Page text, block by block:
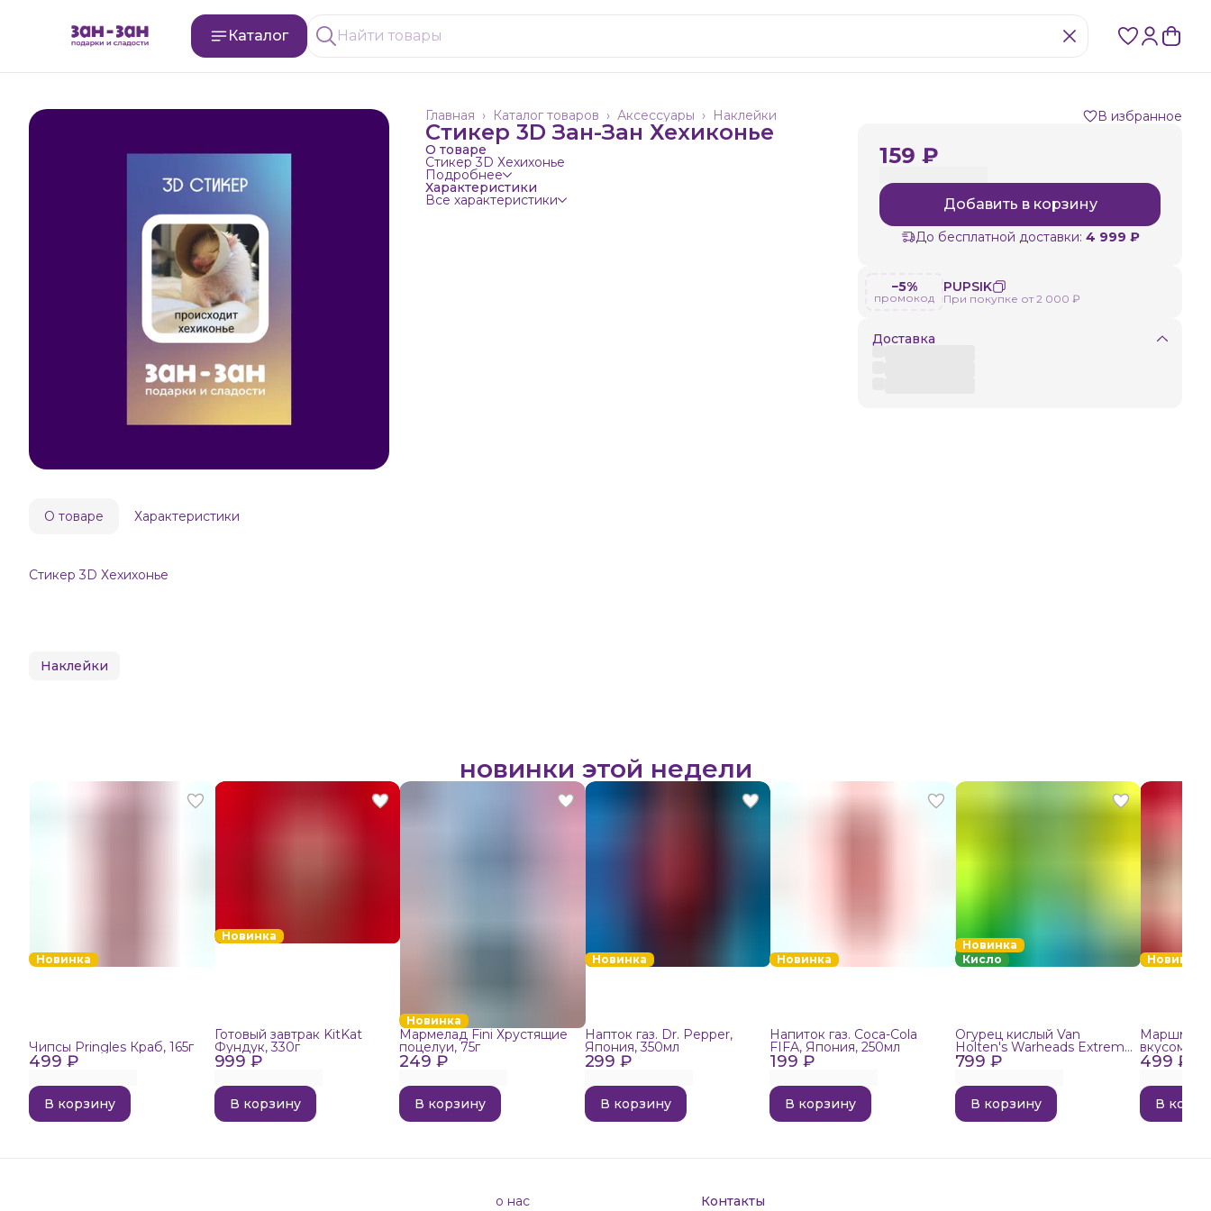
Каталог
Наклейки
Аксессуары ›
Каталог товаров ›
Главная ›
Стикер 3D Зан-Зан Хехиконье
О товаре
Стикер 3D Хехихонье
Подробнее
Характеристики
Все характеристики
В избранное
159 ₽
Добавить в корзину
До бесплатной доставки: 4 999 ₽
−5%
промокод
PUPSIK
При покупке от 2 000 ₽
Доставка
О товаре Характеристики
Стикер 3D Хехихонье
Наклейки
новинки этой недели
Новинка
499 ₽
Чипсы Pringles Краб, 165г
В корзину
Новинка
999 ₽
Готовый завтрак KitKat
Фундук, 330г
В корзину
Новинка
249 ₽
Мармелад Fini Хрустящие
поцелуи, 75г
В корзину
Новинка
299 ₽
Напток газ. Dr. Pepper,
Япония, 350мл
В корзину
Новинка
199 ₽
Напиток газ. Coca-Cola
FIFA, Япония, 250мл
В корзину
Новинка
Кисло
799 ₽
Огурец кислый Van
Holten's Warheads Extreme
Sour, 140г
В корзину
Новинка
499 ₽
вкусом
В
о нас Контакты